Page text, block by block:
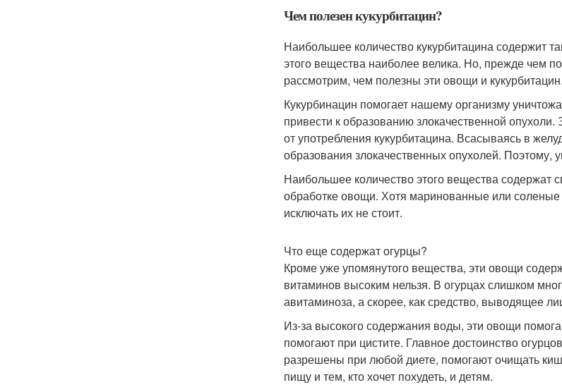
Чем полезен кукурбитацин?
Наибольшее количество кукурбитацина содержит
этого вещества наиболее велика. Но, прежде чем
рассмотрим, чем полезны эти овощи и кукурбитацин.
Кукурбинацин помогает нашему организму
привести к образованию злокачественной
от употребления кукурбитацина. Всасываясь в
образования злокачественных опухолей. Поэтому,
Наибольшее количество этого вещества содержат
обработке овощи. Хотя маринованные или соленые
исключать их не стоит.
Что еще содержат огурцы?
Кроме уже упомянутого вещества, эти овощи
витаминов высоким нельзя. В огурцах слишком
авитаминоза, а скорее, как средство, выводящее
Из-за высокого содержания воды, эти овощи
помогают при цистите. Главное достоинство
разрешены при любой диете, помогают очищать
пищу и тем, кто хочет похудеть, и детям.